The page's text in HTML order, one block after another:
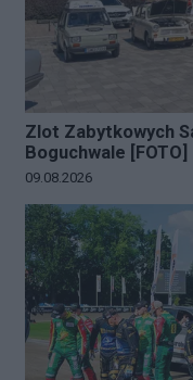
Zlot Zabytkowych
Boguchwale [FOTO]
Data dodania galerii:
09.08.2026